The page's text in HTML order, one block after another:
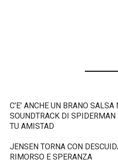
C’E’ ANCHE UN BRANO
SOUNDTRACK DI
TU AMISTAD
JENSEN TORNA CON
RIMORSO E SPERANZA